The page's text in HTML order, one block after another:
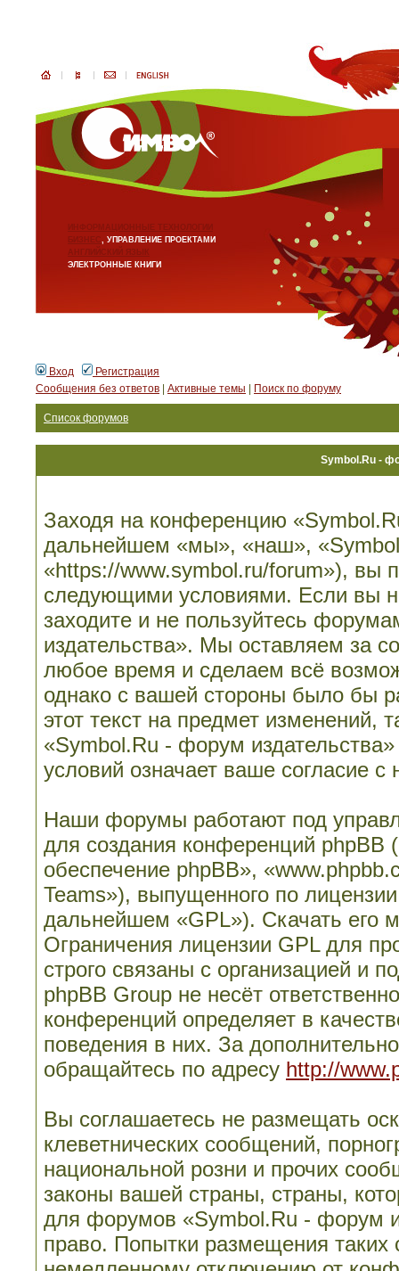
ИНФОРМАЦИОННЫЕ ТЕХНОЛОГИИ
БИЗНЕС, УПРАВЛЕНИЕ ПРОЕКТАМИ
АНГЛИЙСКИЙ ЯЗЫК
ЭЛЕКТРОННЫЕ КНИГИ
Вход
Регистрация
Сообщения без ответов
Активные темы Поиск по форуму
Список форумов
Symbol.Ru -
Заходя на конференцию
дальнейшем «мы», «наш»,
«https://www.symbol.ru/forum»), вы
следующими условиями. Если вы
заходите и не пользуйтесь
издательства». Мы оставляем за
любое время и сделаем всё
однако с вашей стороны было бы
этот текст на предмет изменений,
«Symbol.Ru - форум
условий означает ваше согласие с
Наши форумы работают под
для создания конференций
обеспечение phpBB»,
Teams»), выпущенного по
дальнейшем «GPL»). Скачать его
Ограничения лицензии GPL для
строго связаны с организацией и
phpBB Group не несёт
конференций определяет в
поведения в них. За
обращайтесь по адресу http://
Вы соглашаетесь не размещать
клеветнических сообщений,
национальной розни и прочих
законы вашей страны, страны,
для форумов «Symbol.Ru - форум
право. Попытки размещения